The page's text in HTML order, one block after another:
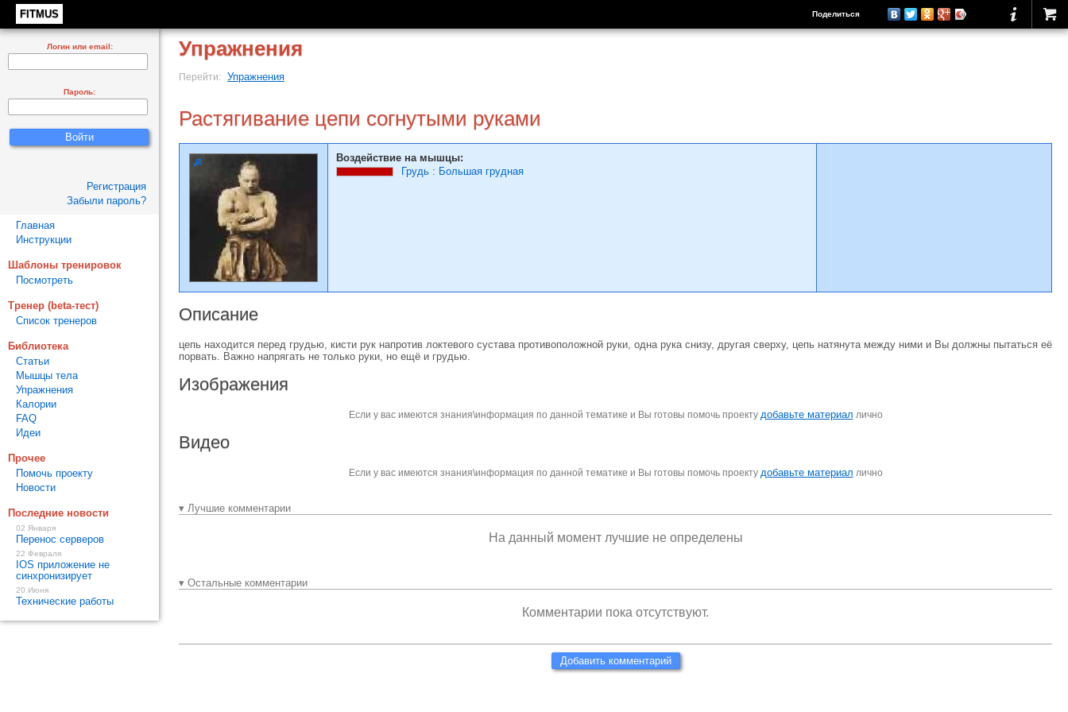
FITMUS Поделиться
Упражнения
Перейти: Упражнения
Растягивание цепи согну­тыми руками
Воздействие на мышцы:
Грудь : Большая грудная
Описание
цепь нахо­дится перед грудью, кисти рук напротив локтевого сус­тава противоположной ру­ки, одна рука снизу, дру­гая сверху, цепь натянута между ними и Вы должны пытаться её
порвать. Важ­но напрягать не только ру­ки, но ещё и грудью.
Изображения
Если у вас имеются знания\информация по данной тематике и Вы готовы помочь проекту добавьте материал лично
Видео
Если у вас имеются знания\информация по данной тематике и Вы готовы помочь проекту добавьте материал лично
▾ Лучшие комментарии
На данный момент лучшие не определены
▾ Остальные комментарии
Комментарии пока отсутствуют.
Добавить комментарий
Логин или email:
Пароль:
Регистрация
Забыли пароль?
Главная
Инструкции
Шаблоны тренировок
Посмотреть
Тренер (beta-тест)
Список тренеров
Библиотека
Статьи
Мышцы тела
Упражнения
Калории
FAQ
Идеи
Прочее
Помочь проекту
Новости
Последние новости
02 Января
Перенос серверов
22 Февраля
IOS приложение не
синхронизирует
20 Июня
Технические работы